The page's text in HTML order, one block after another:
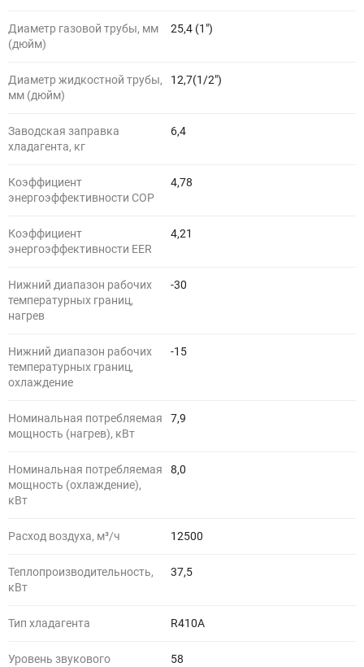
Диаметр газовой трубы, мм
(дюйм)
25,4 (1")
Диаметр жидкостной трубы,
мм (дюйм)
12,7(1/2")
Заводская заправка
хладагента, кг
6,4
Коэффициент
энергоэффективности COP
4,78
Коэффициент
энергоэффективности EER
4,21
Нижний диапазон рабочих
температурных границ,
нагрев
-30
Нижний диапазон рабочих
температурных границ,
охлаждение
-15
Номинальная потребляемая
мощность (нагрев), кВт
7,9
Номинальная потребляемая
мощность (охлаждение),
кВт
8,0
Расход воздуха, м³/ч 12500
Теплопроизводительность,
кВт
37,5
Тип хладагента R410A
Уровень звукового
58